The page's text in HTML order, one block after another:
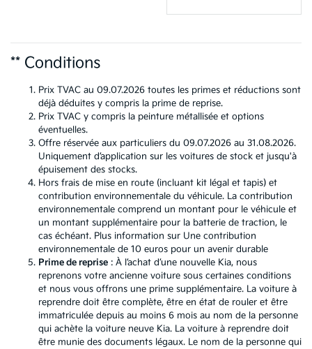
** Conditions
Prix TVAC au 09.07.2026 toutes les primes et réductions sont
déjà déduites y compris la prime de reprise.
Prix TVAC y compris la peinture métallisée et options
éventuelles.
Offre réservée aux particuliers du 09.07.2026 au 31.08.2026.
Uniquement d’application sur les voitures de stock et jusqu'à
épuisement des stocks.
Hors frais de mise en route (incluant kit légal et tapis) et
contribution environnementale du véhicule. La contribution
environnementale comprend un montant pour le véhicule et
un montant supplémentaire pour la batterie de traction, le
cas échéant. Plus information sur Une contribution
environnementale de 10 euros pour un avenir durable
Prime de reprise : À l’achat d’une nouvelle Kia, nous
reprenons votre ancienne voiture sous certaines conditions
et nous vous offrons une prime supplémentaire. La voiture à
reprendre doit être complète, être en état de rouler et être
immatriculée depuis au moins 6 mois au nom de la personne
qui achète la voiture neuve Kia. La voiture à reprendre doit
être munie des documents légaux. Le nom de la personne qui